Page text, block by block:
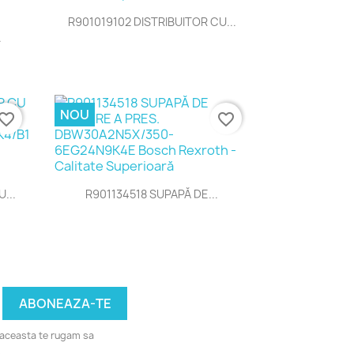
Vizualizare rapida
R901019102 DISTRIBUITOR CU...
Vizualizare rapida
R901134518 SUPAPĂ DE...
NOU favorite_border
te rugam sa